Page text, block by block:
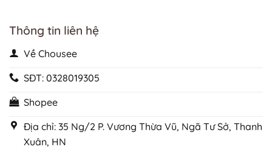
Thông tin liên hệ
Về Chousee
SĐT: 0328019305
Shopee
Địa chỉ: 35 Ng/2 P. Vương Thừa Vũ, Ngã Tư Sở, Thanh
Xuân, HN